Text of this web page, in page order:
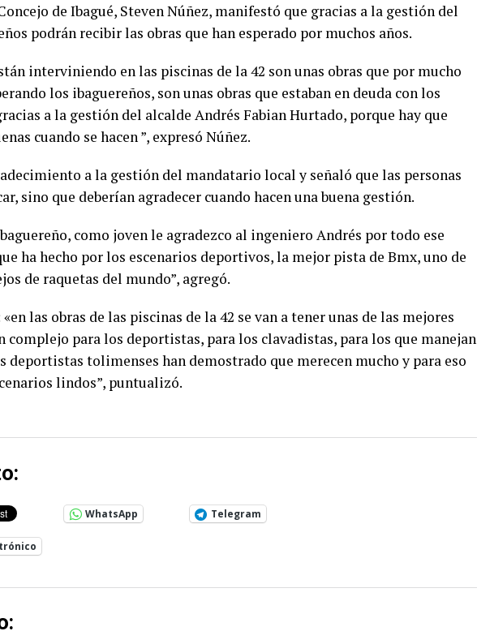
de Ibagué, Steven Núñez, manifestó que gracias a la gestión del
podrán recibir las obras que han esperado por muchos años.
interviniendo en las piscinas de la 42 son unas obras que por mucho
los ibaguereños, son unas obras que estaban en deuda con los
a la gestión del alcalde Andrés Fabian Hurtado, porque hay que
cuando se hacen ”, expresó Núñez.
a la gestión del mandatario local y señaló que las personas
sino que deberían agradecer cuando hacen una buena gestión.
como joven le agradezco al ingeniero Andrés por todo ese
ha hecho por los escenarios deportivos, la mejor pista de Bmx, uno de
de raquetas del mundo”, agregó.
las obras de las piscinas de la 42 se van a tener unas de las mejores
complejo para los deportistas, para los clavadistas, para los que manejan
deportistas tolimenses han demostrado que merecen mucho y para eso
lindos”, puntualizó.
WhatsApp Telegram